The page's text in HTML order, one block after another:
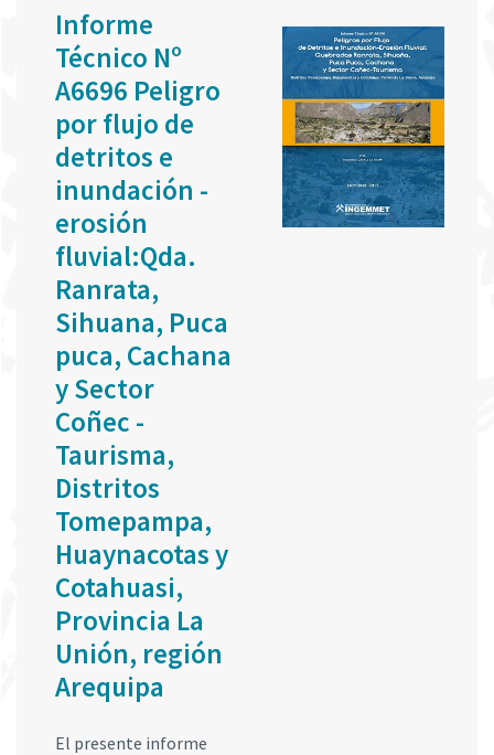
Informe
Técnico Nº
A6696 Peligro
por flujo de
detritos e
inundación -
erosión
fluvial:Qda.
Ranrata,
Sihuana, Puca
puca, Cachana
y Sector
Coñec -
Taurisma,
Distritos
Tomepampa,
Huaynacotas y
Cotahuasi,
Provincia La
Unión, región
Arequipa
El presente informe